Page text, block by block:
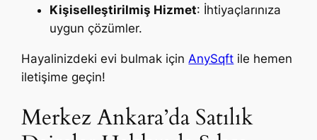
Kişiselleştirilmiş Hizmet: İhtiyaçlarınıza
uygun çözümler.
Hayalinizdeki evi bulmak içinAnySqft ile hemen
iletişime geçin!
Merkez Ankara’da Satılık